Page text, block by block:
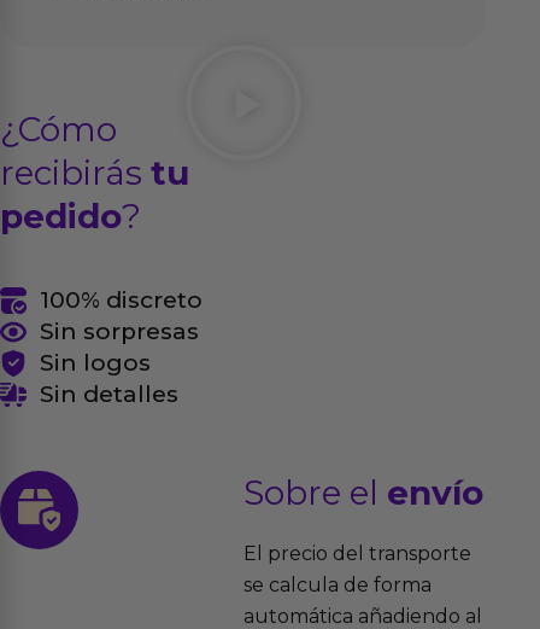
¿Cómo
recibirás tu
pedido?
100% discreto
Sin sorpresas
Sin logos
Sin detalles
Sobre el envío
El precio del transporte
se calcula de forma
automática añadiendo al